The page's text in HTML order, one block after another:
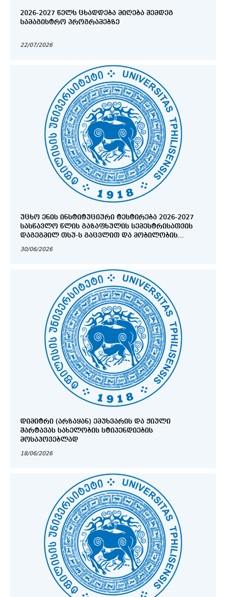
2026-2027 ᲬᲔᲚᲡ ᲪᲮᲐᲓᲓᲔᲑᲐ ᲛᲘᲦᲔᲑᲐ ᲨᲔᲛᲓᲔᲒ
ᲡᲐᲛᲐᲒᲘᲡᲢᲠᲝ ᲞᲠᲝᲒᲠᲐᲛᲔᲑᲖᲔ
22/07/2026
ᲣᲪᲮᲝ ᲔᲜᲘᲡ ᲘᲜᲡᲢᲘᲢᲣᲪᲘᲣᲠᲘ ᲢᲔᲡᲢᲘᲠᲔᲑᲐ 2026-2027
ᲡᲐᲡᲬᲐᲕᲚᲝ ᲬᲚᲘᲡ ᲒᲐᲖᲐᲤᲮᲣᲚᲘᲡ ᲡᲔᲛᲔᲡᲢᲠᲘᲡᲐᲗᲕᲘᲡ
ᲓᲐᲒᲔᲒᲛᲘᲚ ᲗᲡᲣ-Ს ᲒᲐᲪᲕᲚᲘᲗ ᲓᲐ ᲛᲝᲑᲘᲚᲝᲑᲘᲡ
ᲡᲢᲣᲓᲔᲜᲢᲔᲑᲘᲡᲐᲗᲕᲘᲡ
30/06/2026
ᲓᲘᲛᲘᲢᲠᲘ (ᲐᲠᲖᲐᲧᲐᲜ) ᲔᲛᲣᲮᲕᲐᲠᲘᲡ ᲓᲐ ᲟᲘᲣᲚᲘ
ᲨᲐᲠᲢᲐᲕᲐᲡ ᲡᲐᲮᲔᲚᲝᲑᲘᲡ ᲡᲢᲘᲞᲔᲜᲓᲘᲔᲑᲘᲡ
ᲛᲝᲡᲐᲞᲝᲕᲔᲑᲚᲐᲓ
18/06/2026